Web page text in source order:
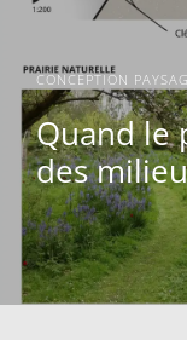
CONCEPTION
Quand le
des